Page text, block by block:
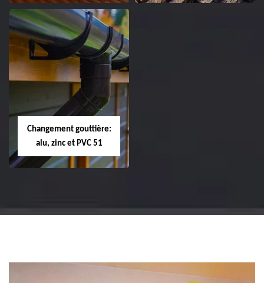
Réparation et
changement de
tuile de rive 51
Changement gouttière:
alu, zinc et PVC 51
et PVC 51